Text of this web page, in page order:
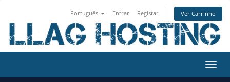
Português Entrar Registar Ver Carrinho